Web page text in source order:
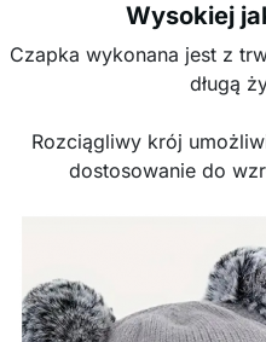
Wysokiej
Czapka wykonana jest z
długą
Rozciągliwy krój
dostosowanie do